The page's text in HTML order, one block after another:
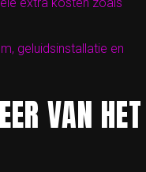
geluidsinstallatie en
VAN HET